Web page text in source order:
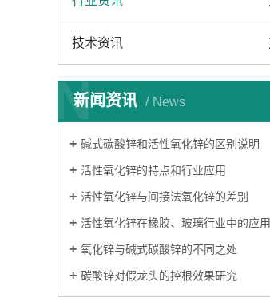
技术资讯
新闻资讯 News
N
碱式碳酸锌和活性氧化锌的区别说明
活性氧化锌的特点和行业应用
活性氧化锌与间接法氧化锌的差别
活性氧化锌在橡胶、玻璃行业中的应用以及所起到的作用
氧化锌与碱式碳酸锌的不同之处
碳酸锌对假龙头的控根效果研究